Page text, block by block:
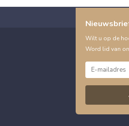
Wilt u op de
Word lid van